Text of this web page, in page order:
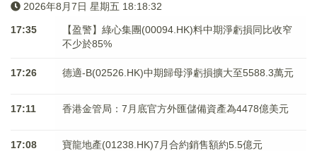
2026年8月7日 星期五 18:18:32
17:35
【盈警】綠心集團(00094.HK)料中期淨虧損同比收窄
不少於85%
17:26 德適-B(02526.HK)中期歸母淨虧損擴大至5588.3萬元
17:11 香港金管局：7月底官方外匯儲備資產為4478億美元
17:08 寶龍地產(01238.HK)7月合約銷售額約5.5億元